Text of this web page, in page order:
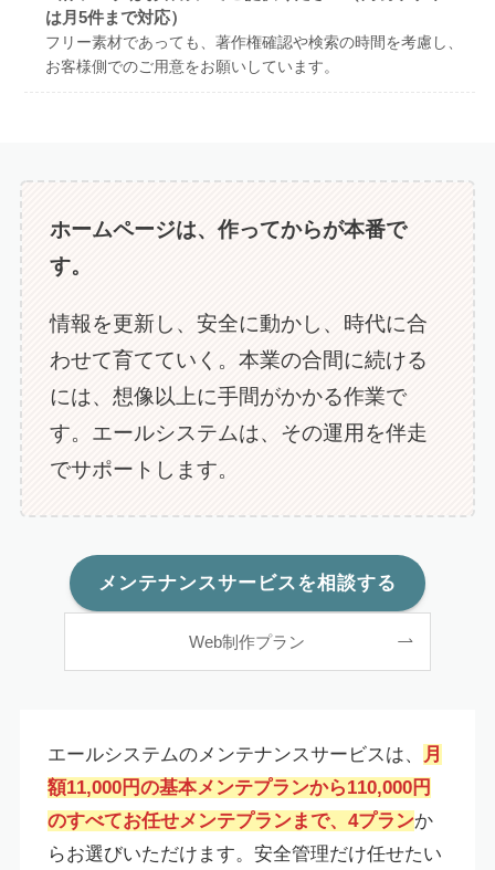
は月5件まで対応）
フリー素材であっても、著作権確認や検索の時間を考慮し、
お客様側でのご用意をお願いしています。
ホームページは、作ってからが本番で
す。
情報を更新し、安全に動かし、時代に合
わせて育てていく。本業の合間に続ける
には、想像以上に手間がかかる作業で
す。エールシステムは、その運用を伴走
でサポートします。
メンテナンスサービスを相談する
Web制作プラン
エールシステムのメンテナンスサービスは、
月
額11,000円の基本メンテプランから110,000円
のすべてお任せメンテプランまで、4プランか
らお選びいただけます。安全管理だけ任せたい